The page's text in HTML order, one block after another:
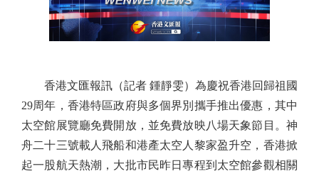
香港文匯報訊（記者 鍾靜雯）為慶祝香港回歸祖國
29周年，香港特區政府與多個界別攜手推出優惠，其中
太空館展覽廳免費開放，並免費放映八場天象節目。神
舟二十三號載人飛船和港產太空人黎家盈升空，香港掀
起一股航天熱潮，大批市民昨日專程到太空館參觀相關